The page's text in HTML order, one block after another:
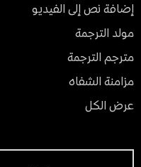
إضافة نص إلى الفيديو
مولد الترجمة
مترجم الترجمة
مزامنة الشفاه
عرض الكل